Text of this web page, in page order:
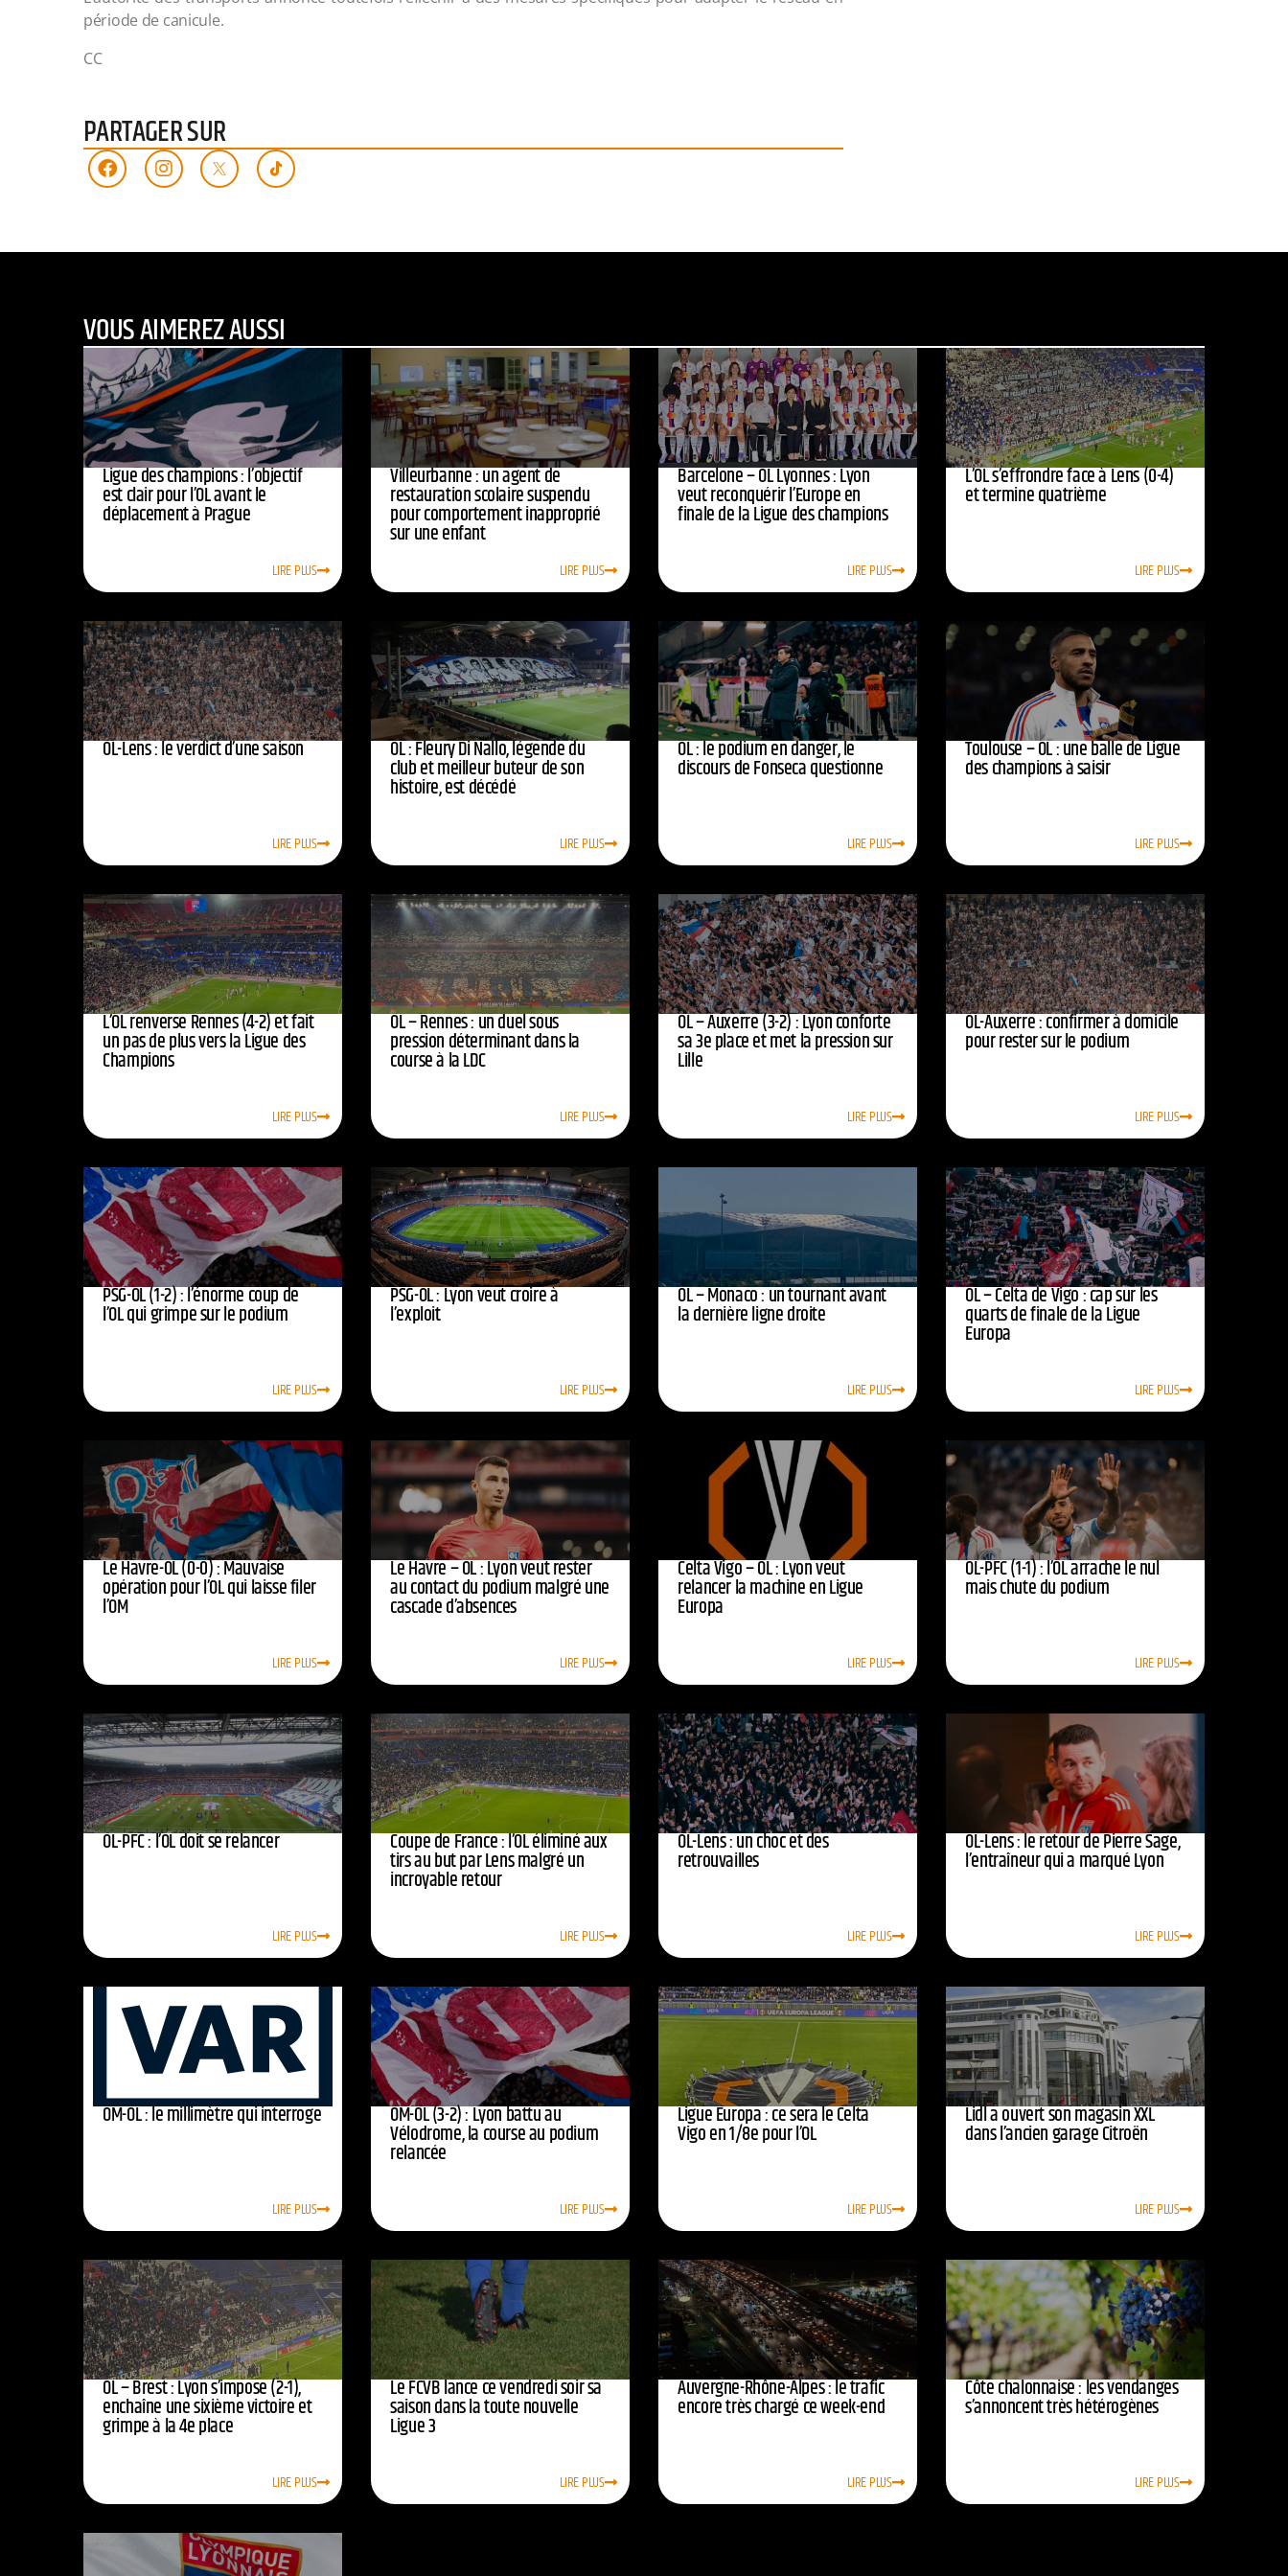
période de canicule.
CC
PARTAGER SUR
VOUS AIMEREZ AUSSI
Ligue des champions : l’objectif
est clair pour l’OL avant le
déplacement à Prague
LIRE PLUS
Villeurbanne : un agent de
restauration scolaire suspendu
pour comportement inapproprié
sur une enfant
LIRE PLUS
Barcelone – OL Lyonnes : Lyon
veut reconquérir l’Europe en
finale de la Ligue des champions
LIRE PLUS
L’OL s’effrondre face à Lens (0-4)
et termine quatrième
LIRE PLUS
OL-Lens : le verdict d’une saison
LIRE PLUS
OL : Fleury Di Nallo, légende du
club et meilleur buteur de son
histoire, est décédé
LIRE PLUS
OL : le podium en danger, le
discours de Fonseca questionne
LIRE PLUS
Toulouse – OL : une balle de Ligue
des champions à saisir
LIRE PLUS
L’OL renverse Rennes (4-2) et fait
un pas de plus vers la Ligue des
Champions
LIRE PLUS
OL – Rennes : un duel sous
pression déterminant dans la
course à la LDC
LIRE PLUS
OL – Auxerre (3-2) : Lyon conforte
sa 3e place et met la pression sur
Lille
LIRE PLUS
OL-Auxerre : confirmer à domicile
pour rester sur le podium
LIRE PLUS
PSG-OL (1-2) : l’énorme coup de
l’OL qui grimpe sur le podium
LIRE PLUS
PSG-OL : Lyon veut croire à
l’exploit
LIRE PLUS
OL – Monaco : un tournant avant
la dernière ligne droite
LIRE PLUS
OL – Celta de Vigo : cap sur les
quarts de finale de la Ligue
Europa
LIRE PLUS
Le Havre-OL (0-0) : Mauvaise
opération pour l’OL qui laisse filer
l’OM
LIRE PLUS
Le Havre – OL : Lyon veut rester
au contact du podium malgré une
cascade d’absences
LIRE PLUS
Celta Vigo – OL : Lyon veut
relancer la machine en Ligue
Europa
LIRE PLUS
OL-PFC (1-1) : l’OL arrache le nul
mais chute du podium
LIRE PLUS
OL-PFC : l’OL doit se relancer
LIRE PLUS
Coupe de France : l’OL éliminé aux
tirs au but par Lens malgré un
incroyable retour
LIRE PLUS
OL-Lens : un choc et des
retrouvailles
LIRE PLUS
OL-Lens : le retour de Pierre Sage,
l’entraîneur qui a marqué Lyon
LIRE PLUS
OM-OL : le millimètre qui interroge
LIRE PLUS
OM-OL (3-2) : Lyon battu au
Vélodrome, la course au podium
relancée
LIRE PLUS
Ligue Europa : ce sera le Celta
Vigo en 1/8e pour l’OL
LIRE PLUS
Lidl a ouvert son magasin XXL
dans l’ancien garage Citroën
LIRE PLUS
OL – Brest : Lyon s’impose (2-1),
enchaîne une sixième victoire et
grimpe à la 4e place
LIRE PLUS
Le FCVB lance ce vendredi soir sa
saison dans la toute nouvelle
Ligue 3
LIRE PLUS
Auvergne-Rhône-Alpes : le trafic
encore très chargé ce week-end
LIRE PLUS
Côte chalonnaise : les vendanges
s’annoncent très hétérogènes
LIRE PLUS